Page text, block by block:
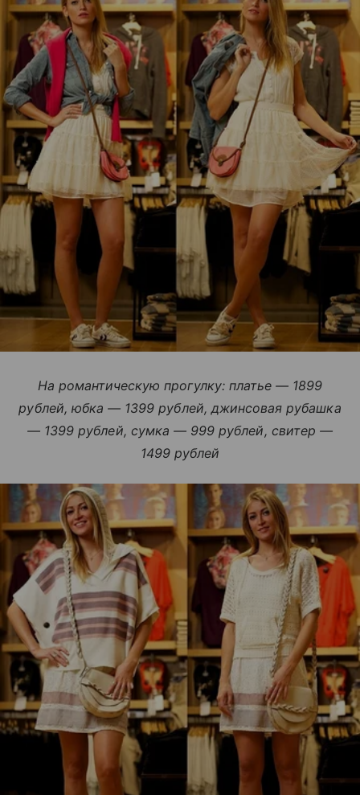
На романтическую прогулку: платье — 1899
рублей, юбка — 1399 рублей, джинсовая рубашка
— 1399 рублей, сумка — 999 рублей, свитер —
1499 рублей